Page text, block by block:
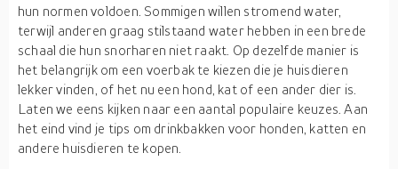
hun normen voldoen. Sommigen willen stromend water,
terwijl anderen graag stilstaand water hebben in een brede
schaal die hun snorharen niet raakt. Op dezelfde manier is
het belangrijk om een voerbak te kiezen die je huisdieren
lekker vinden, of het nu een hond, kat of een ander dier is.
Laten we eens kijken naar een aantal populaire keuzes. Aan
het eind vind je tips om drinkbakken voor honden, katten en
andere huisdieren te kopen.